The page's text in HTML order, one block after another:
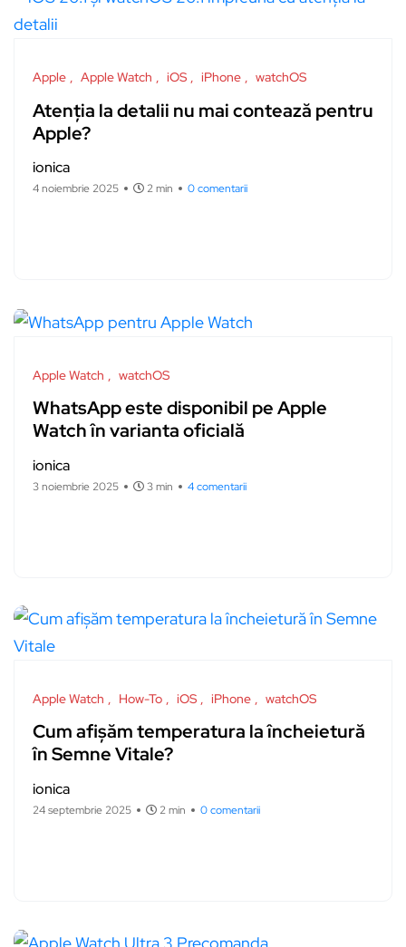
Apple Apple Watch iOS iPhone watchOS
Atenția la detalii nu mai contează pentru
Apple?
ionica
4 noiembrie 2025 2 min 0 comentarii
Apple Watch watchOS
WhatsApp este disponibil pe Apple
Watch în varianta oficială
ionica
3 noiembrie 2025 3 min 4 comentarii
Apple Watch How-To iOS iPhone watchOS
Cum afișăm temperatura la încheietură
în Semne Vitale?
ionica
24 septembrie 2025 2 min 0 comentarii